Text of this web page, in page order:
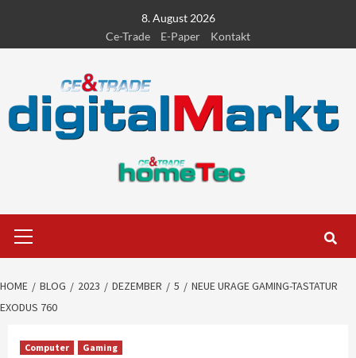
content
8. August 2026
Ce-Trade
E-Paper Kontakt
Menu
HOME BLOG 2023 DEZEMBER 5
NEUE URAGE GAMING-TASTATUR
EXODUS 760
Computer Gaming